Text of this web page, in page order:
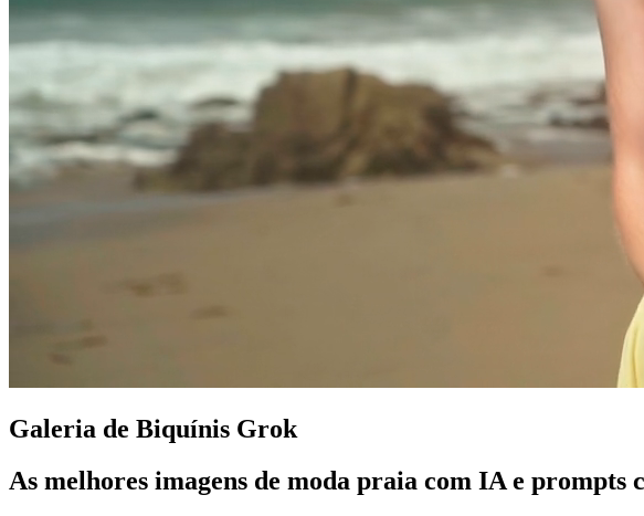
Galeria de Biquínis Grok
As melhores imagens de moda praia com IA e prompts